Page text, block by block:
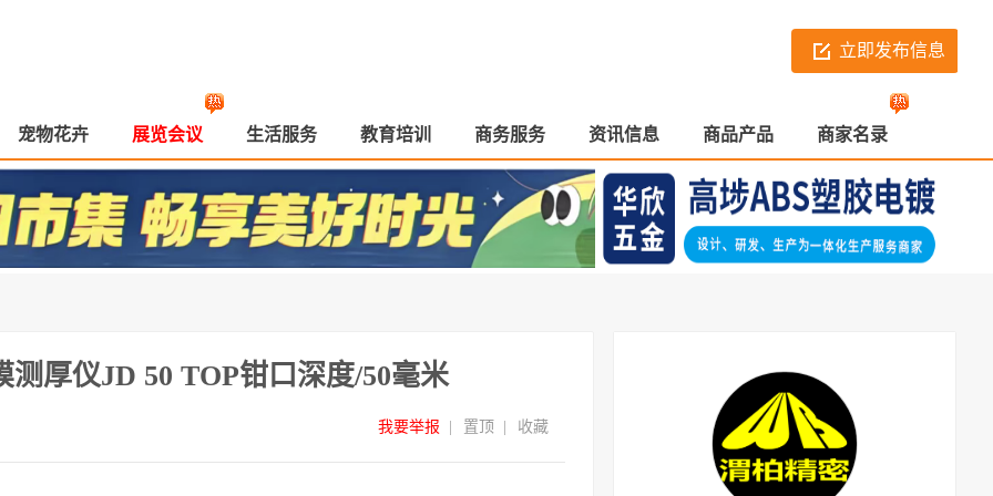
立即发布信息
宠物花卉 展览会议 生活服务 教育培训 商务服务 资讯信息 商品产品 商家名录
厚仪JD 50 TOP钳口深度/50毫米
收藏
置顶
我要举报